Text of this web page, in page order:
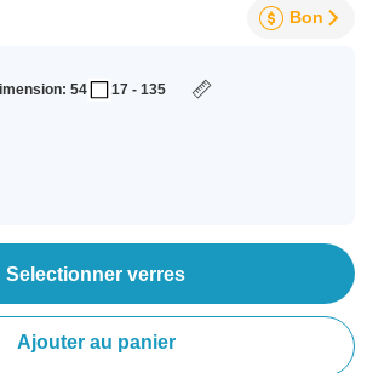
Bon
54 17 - 135
Selectionner verres
Ajouter au panier